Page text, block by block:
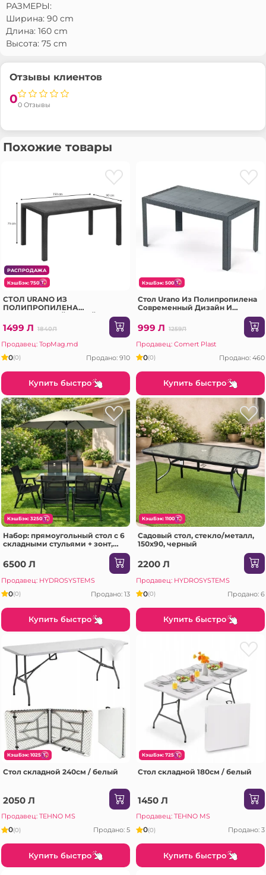
РАЗМЕРЫ:
Ширина: 90 cm
Длина: 160 cm
Высота: 75 cm
Отзывы клиентов
00 Отзывы
Похожие товары
РАСПРОДАЖА
КэшБэк: 750
СТОЛ URANO ИЗ
ПОЛИПРОПИЛЕНА
СОВРЕМЕННЫЙ ДИЗАЙН И
ПРОЧНОСТЬ 150x90 CM (SPT-
R060)
1499 Л 1840Л
Продавец: TopMag.md
0(0) Продано: 910
Купить быстро
КэшБэк: 500
Стол Urano Из Полипропилена
Современный Дизайн И
R040)
999 Л 1259Л
Продавец: Comert Plast
0(0) Продано: 460
Купить быстро
КэшБэк: 3250
Набор: прямоугольный стол с 6
складными стульями + зонт,
металл / текстилен, черный
6500 Л
Продавец: HYDROSYSTEMS
0(0) Продано: 13
Купить быстро
КэшБэк: 1100
Садовый стол, стекло/металл,
150x90, черный
2200 Л
Продавец: HYDROSYSTEMS
0(0) Продано: 6
Купить быстро
КэшБэк: 1025
Стол складной 240см / белый
2050 Л
Продавец: TEHNO MS
0(0) Продано: 5
Купить быстро
КэшБэк: 725
Стол складной 180см / белый
1450 Л
Продавец: TEHNO MS
0(0) Продано: 3
Купить быстро